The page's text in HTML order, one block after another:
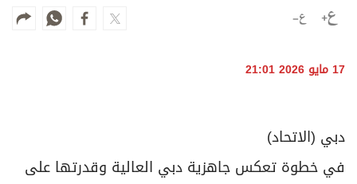
برامج
الأحوال الجوية
17 مايو 2026 21:01
دبي (الاتحاد)
في خطوة تعكس جاهزية دبي العالية وقدرتها على